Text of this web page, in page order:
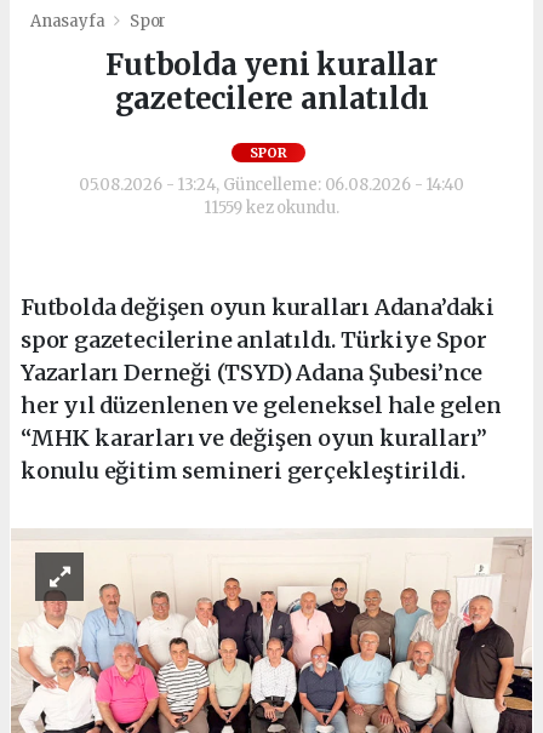
Anasayfa Spor
Futbolda yeni kurallar
gazetecilere anlatıldı
SPOR
05.08.2026 - 13:24, Güncelleme: 06.08.2026 - 14:40
11559 kez okundu.
Futbolda değişen oyun kuralları Adana’daki
spor gazetecilerine anlatıldı. Türkiye Spor
Yazarları Derneği (TSYD) Adana Şubesi’nce
her yıl düzenlenen ve geleneksel hale gelen
“MHK kararları ve değişen oyun kuralları”
konulu eğitim semineri gerçekleştirildi.